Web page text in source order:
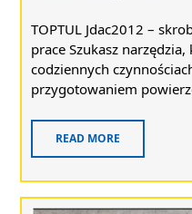
TOPTUL Jdac2012 –
prace Szukasz
codziennych
przygotowaniem
READ MORE